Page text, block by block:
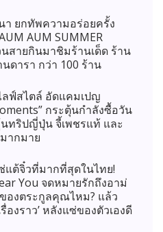
า ยกทัพความอร่อยครั้ง
AUM SUMMER
นสายกินมาชิมร้านเด็ด ร้าน
นดารา กว่า 100 ร้าน
ฟ์สไตล์ อัดแคมเปญ
กระตุ้นกำลังซื้อวัน
ทริปญี่ปุ่น จี้เพชรแท้ และ
ากมาย
แต้จิ๋วที่มากที่สุดในไทย!
You จดหมายรักถึงอาม่
ของตระกูลคุณไหม? แล้ว
องราว’ หลังแซ่ของตัวเองดี